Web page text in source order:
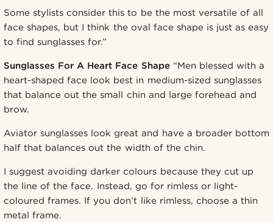
Some stylists consider this to be the most versatile of all
face shapes, but I think the oval face shape is just as easy
to find sunglasses for.”
Sunglasses For A Heart Face Shape“Men blessed with a
heart-shaped face look best in medium-sized sunglasses
that balance out the small chin and large forehead and
brow.
Aviator sunglasses look great and have a broader bottom
half that balances out the width of the chin.
I suggest avoiding darker colours because they cut up
the line of the face. Instead, go for rimless or light-
coloured frames. If you don’t like rimless, choose a thin
metal frame.